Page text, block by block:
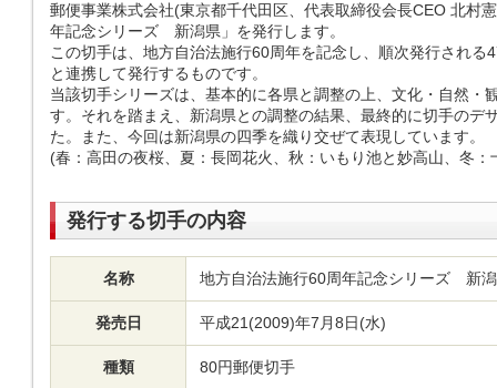
郵便事業株式会社(東京都千代田区、代表取締役会長CEO 北村
年記念シリーズ 新潟県」を発行します。
この切手は、地方自治法施行60周年を記念し、順次発行され
と連携して発行するものです。
当該切手シリーズは、基本的に各県と調整の上、文化・自然・
す。それを踏まえ、新潟県との調整の結果、最終的に切手のデ
た。また、今回は新潟県の四季を織り交ぜて表現しています。
(春：高田の夜桜、夏：長岡花火、秋：いもり池と妙高山、冬：
発行する切手の内容
名称 地方自治法施行60周年記念シリーズ 新
発売日 平成21(2009)年7月8日(水)
種類 80円郵便切手